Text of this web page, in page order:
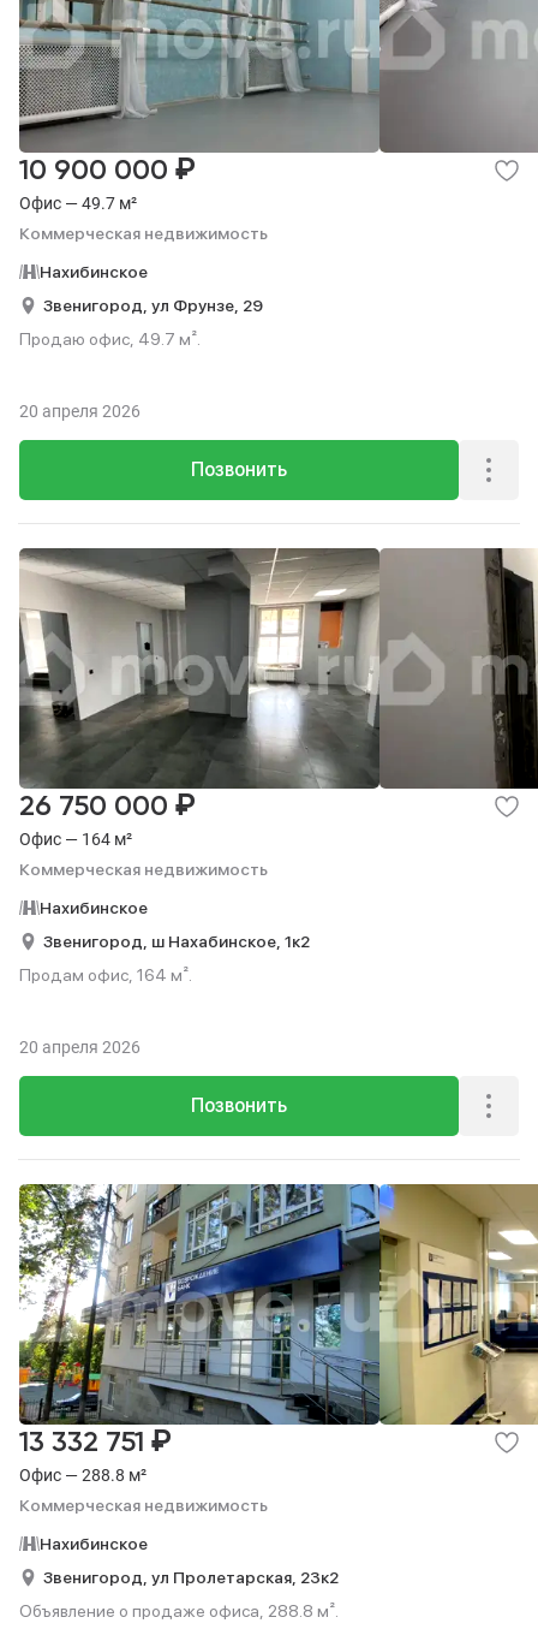
Офис — 49.7 м²
Коммерческая недвижимость
10 900 000 ₽
Нахибинское
Звенигород, ул Фрунзе, 29
Продаю офис, 49.7 м².
Позвонить
20 апреля 2026
Офис — 164 м²
Коммерческая недвижимость
26 750 000 ₽
Нахибинское
Звенигород, ш Нахабинское, 1к2
Продам офис, 164 м².
Позвонить
20 апреля 2026
Офис — 288.8 м²
Коммерческая недвижимость
13 332 751 ₽
Нахибинское
Звенигород, ул Пролетарская, 23к2
Объявление о продаже офиса, 288.8 м².